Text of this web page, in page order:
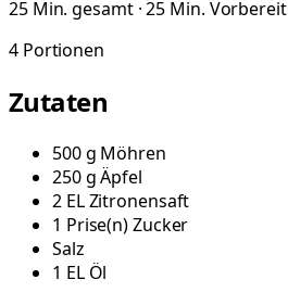
25 Min. gesamt · 25 Min.
4 Portionen
Zutaten
500g Möhren
250gÄpfel
2 ELZitronensaft
1 Prise(n)Zucker
Salz
1 EL Öl